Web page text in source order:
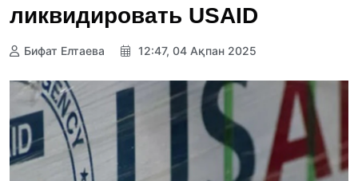
ликвидировать USAID
Бифат Елтаева 12:47, 04 Ақпан 2025